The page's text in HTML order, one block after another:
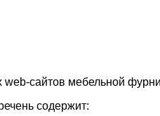
web-сайтов мебельной
содержит: